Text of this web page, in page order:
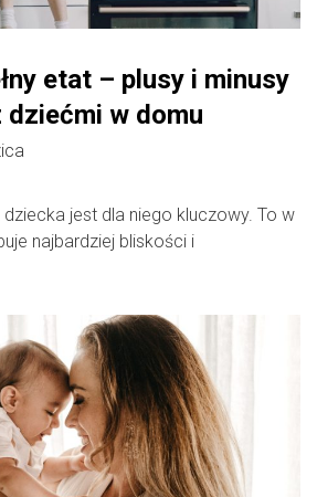
etat – plusy i minusy
dziećmi w domu
jest dla niego kluczowy. To w
najbardziej bliskości i